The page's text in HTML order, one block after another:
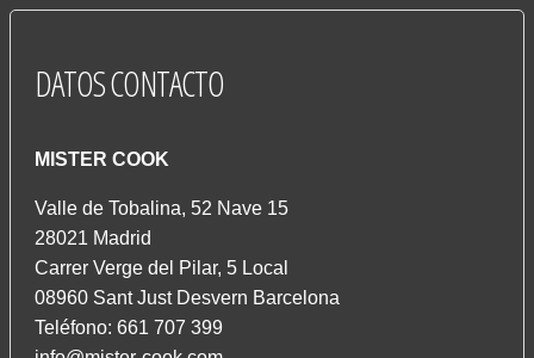
DATOSCONTACTO
MISTER COOK
Valle de Tobalina, 52 Nave 15
28021 Madrid
Carrer Verge del Pilar, 5 Local
08960 Sant Just Desvern Barcelona
Teléfono: 661 707 399